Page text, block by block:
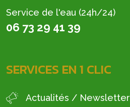
Service de l'eau (24h/24)
06 73 29 41 39
SERVICES EN 1 CLIC
Actualités / Newsletter